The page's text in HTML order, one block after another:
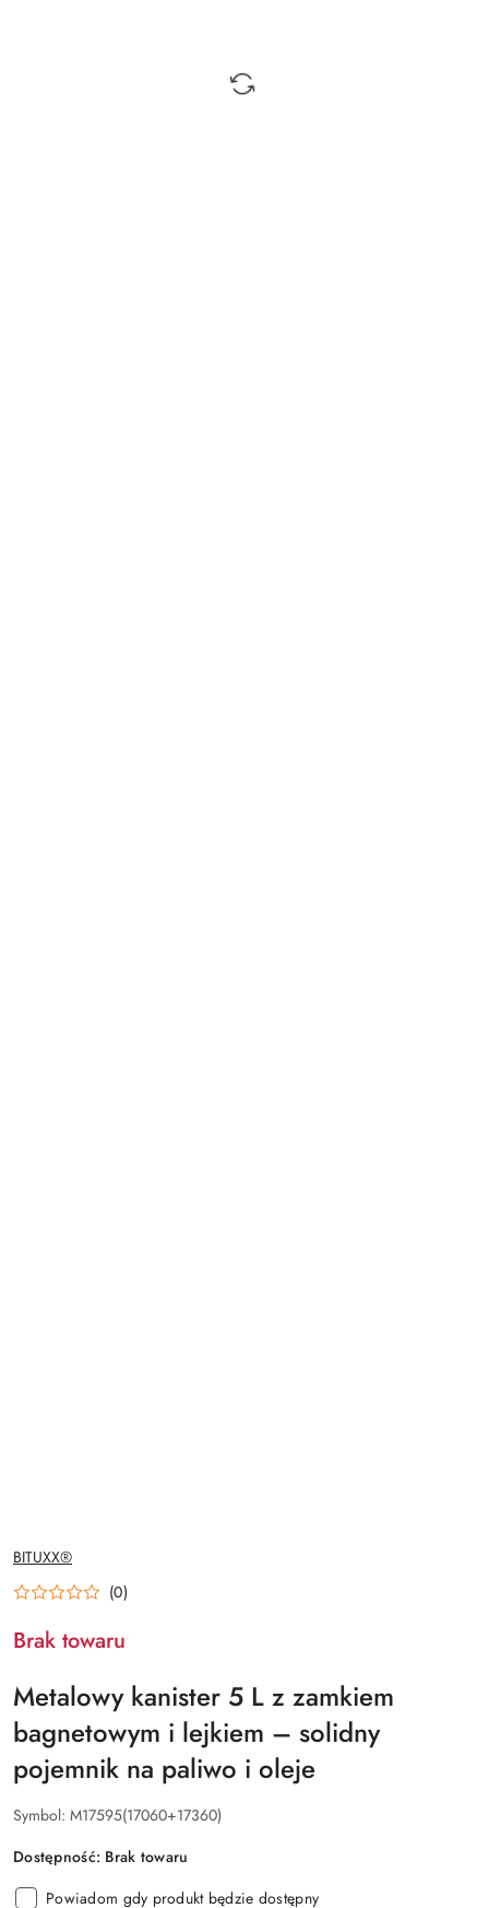
NAZWA
PRODUCENTA:
BITUXX®
(0)
Brak towaru
Metalowy kanister 5 L z zamkiem
bagnetowym i lejkiem – solidny
pojemnik na paliwo i oleje
Symbol: M17595(17060+17360)
Dostępność: Brak towaru
Powiadom gdy produkt będzie dostępny